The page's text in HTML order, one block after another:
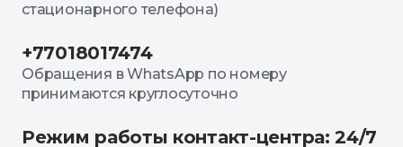
стационарного телефона)
+77018017474
Обращения в WhatsApp по номеру
принимаются круглосуточно
Режим работы контакт-центра: 24/7